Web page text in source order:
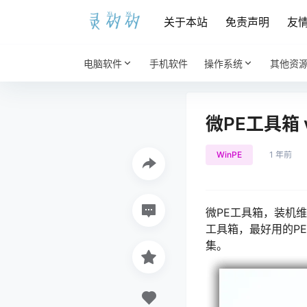
关于本站 免责声明 友
电脑软件 手机软件 操作系统 其他资
微PE工具箱
WinPE 1 年前
微PE工具箱，装机
工具箱，最好用的
集。